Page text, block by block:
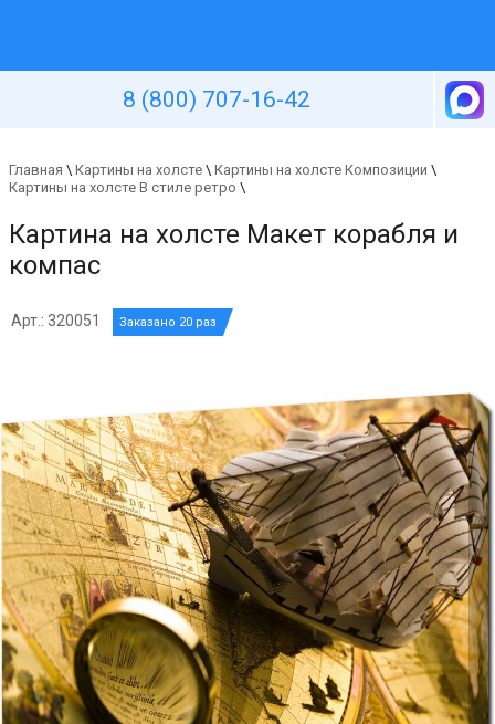
8 (800) 707-16-42
Главная \ Картины на холсте \ Картины на холсте Композиции \
Картины на холсте В стиле ретро \
Картина на холсте Макет корабля и
компас
Арт.: 320051 Заказано 20 раз